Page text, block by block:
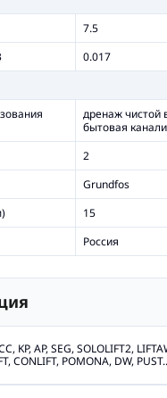
7.5
0.017
дренаж чистой
бытовая
2
Grundfos
15
Россия
KP, AP, SEG, SOLOLIFT2,
CONLIFT, POMONA, DW, PUST.